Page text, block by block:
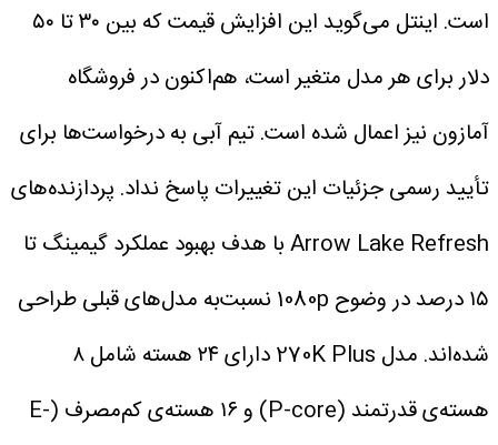
است.
اینتل می‌گوید این افزایش قیمت که بین ۳۰ تا ۵۰
دلار برای هر مدل متغیر است، هم‌اکنون در فروشگاه
آمازون نیز اعمال شده است. تیم آبی به درخواست‌ها برای
تأیید رسمی جزئیات این تغییرات پاسخ نداد. پردازنده‌های
Arrow Lake Refresh با هدف بهبود عملکرد گیمینگ تا
۱۵ درصد در وضوح 1080p نسبت‌به مدل‌های قبلی طراحی
شده‌اند. مدل 270K Plus دارای ۲۴ هسته شامل ۸
هسته‌ی قدرتمند (P-core) و ۱۶ هسته‌ی کم‌مصرف (E-